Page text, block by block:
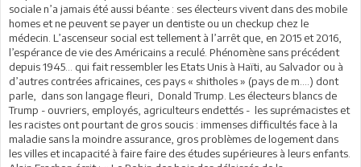
sociale n’a jamais été aussi béante : ses électeurs vivent dans des mobile
homes et ne peuvent se payer un dentiste ou un checkup chez le
médecin. L’ascenseur social est tellement à l’arrêt que, en 2015 et 2016,
l’espérance de vie des Américains a reculé. Phénomène sans précédent
depuis 1945… qui fait ressembler les Etats Unis à Haïti, au Salvador ou à
d’autres contrées africaines, ces pays « shitholes » (pays de m….) dont
parle, dans son langage fleuri, Donald Trump. Les électeurs blancs de
Trump - ouvriers, employés, agriculteurs endettés - les suprémacistes et
les racistes ont pourtant de gros soucis : immenses difficultés face à la
maladie sans la moindre assurance, gros problèmes de logement dans
les villes et incapacité à faire faire des études supérieures à leurs enfants.